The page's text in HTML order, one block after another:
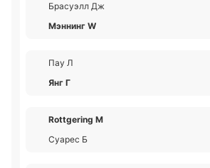
Брасуэлл Дж
Мэннинг W
Пау Л
Янг Г
Rottgering М
Суарес Б